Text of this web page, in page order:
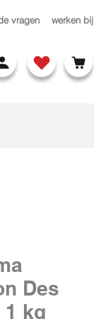
vragen werken bij
Des
1 kg